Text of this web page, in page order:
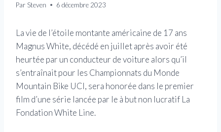
Par Steven 6 décembre 2023
La vie de l’étoile montante américaine de 17 ans
Magnus White, décédé en juillet après avoir été
heurtée par un conducteur de voiture alors qu’il
s’entraînait pour les Championnats du Monde
Mountain Bike UCI, sera honorée dans le premier
film d’une série lancée par le à but non lucratif La
Fondation White Line.